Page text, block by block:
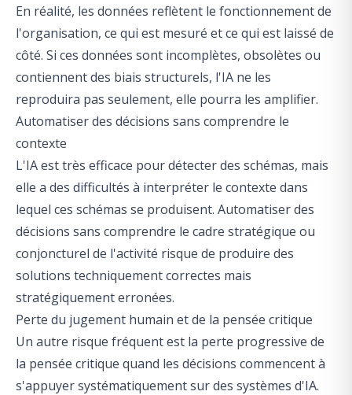
En réalité, les données reflètent le fonctionnement de
l'organisation, ce qui est mesuré et ce qui est laissé de
côté. Si ces données sont incomplètes, obsolètes ou
contiennent des biais structurels, l'IA ne les
reproduira pas seulement, elle pourra les amplifier.
Automatiser des décisions sans comprendre le
contexte
L'IA est très efficace pour détecter des schémas, mais
elle a des difficultés à interpréter le contexte dans
lequel ces schémas se produisent. Automatiser des
décisions sans comprendre le cadre stratégique ou
conjoncturel de l'activité risque de produire des
solutions techniquement correctes mais
stratégiquement erronées.
Perte du jugement humain et de la pensée critique
Un autre risque fréquent est la perte progressive de
la pensée critique quand les décisions commencent à
s'appuyer systématiquement sur des systèmes d'IA.